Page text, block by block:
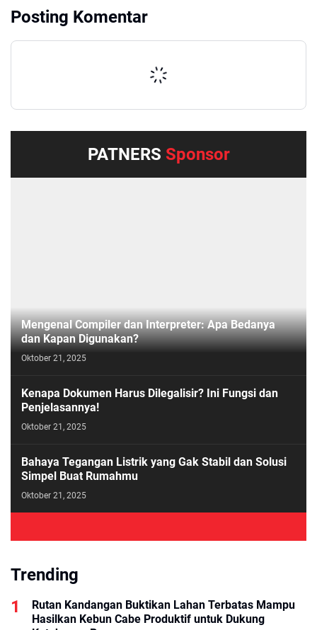
Posting Komentar
PATNERS Sponsor
Mengenal Compiler dan Interpreter: Apa Bedanya
dan Kapan Digunakan?
Oktober 21, 2025
Kenapa Dokumen Harus Dilegalisir? Ini Fungsi dan
Penjelasannya!
Oktober 21, 2025
Bahaya Tegangan Listrik yang Gak Stabil dan Solusi
Simpel Buat Rumahmu
Oktober 21, 2025
Trending
Rutan Kandangan Buktikan Lahan Terbatas Mampu
Hasilkan Kebun Cabe Produktif untuk Dukung